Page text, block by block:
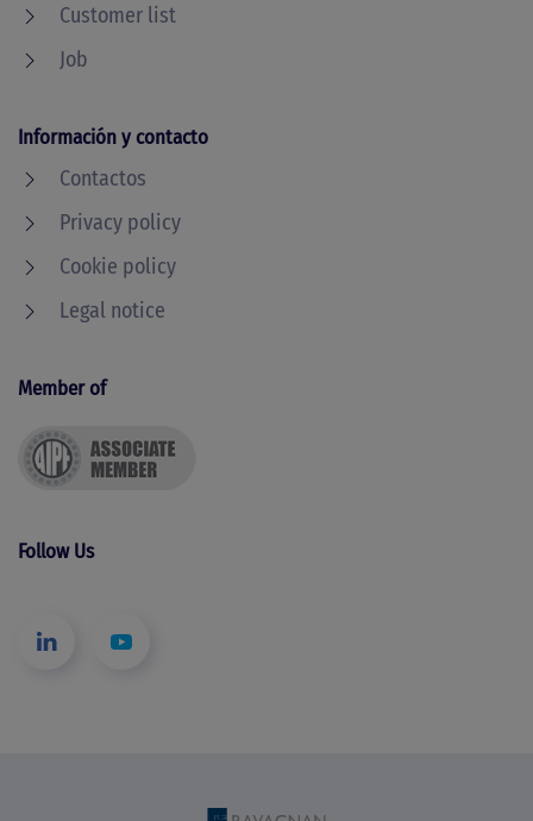
Customer list
Job
Información y contacto
Contactos
Privacy policy
Cookie policy
Legal notice
Member of
Follow Us